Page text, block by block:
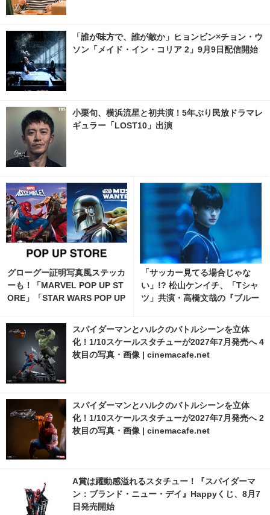
「誰が味方で、誰が敵か」ヒョンビン×チョン・ウ
ソン「メイド・イン・コリア 2」9月9日配信開始
小栗旬、横浜流星と初共演！5年ぶり民放ドラマレ
ギュラー「LOST10」出演
グローグー証明写真風ステッカ
ーも！「MARVEL POP UP ST
ORE」「STAR WARS POP UP
伊勢丹で開催 1枚目の写真・画
像 | cinemacafe.net
「サッカー見てる場合じゃな
い」!? 松山ケンイチ、「Tシャ
ツ」共演・高橋文哉の『ブルー
枚目の写真・画像 | cinemacaf
e.net
スパイダーマンとハルクのバトルシーンを立体
化！1/10スケールスタチューが2027年7月発売へ 4
枚目の写真・画像 | cinemacafe.net
スパイダーマンとハルクのバトルシーンを立体
化！1/10スケールスタチューが2027年7月発売へ 2
枚目の写真・画像 | cinemacafe.net
A賞は躍動感溢れるスタチュー！『スパイダーマ
ン：ブランド・ニュー・デイ』Happyくじ、8月7
日発売開始